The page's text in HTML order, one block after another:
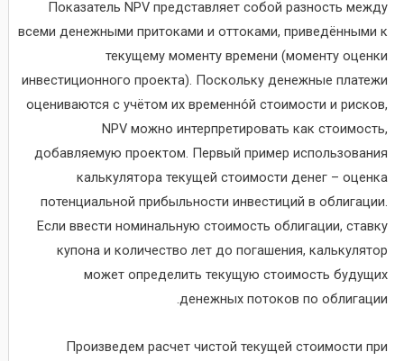
Показатель NPV представляет собой разность между
всеми денежными притоками и оттоками, приведёнными к
текущему моменту времени (моменту оценки
инвестиционного проекта). Поскольку денежные платежи
оцениваются с учётом их временно́й стоимости и рисков,
NPV можно интерпретировать как стоимость,
добавляемую проектом. Первый пример использования
калькулятора текущей стоимости денег – оценка
потенциальной прибыльности инвестиций в облигации.
Если ввести номинальную стоимость облигации, ставку
купона и количество лет до погашения, калькулятор
может определить текущую стоимость будущих
денежных потоков по облигации.
Произведем расчет чистой текущей стоимости при